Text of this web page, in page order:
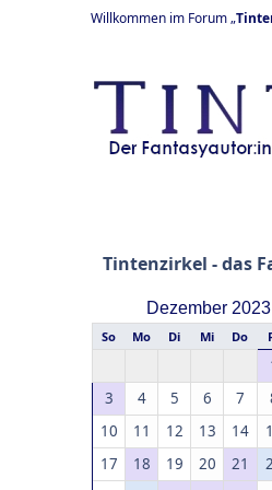
Willkommen im Forum „
Tintenzirkel - das
Dezember 2023
So Mo Di Mi Do
3
4 5 6 7
10
11 12 13 14
17
18 19 20 21